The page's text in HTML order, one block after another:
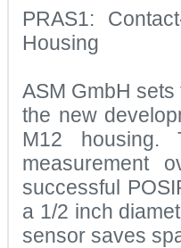
PRAS1:
Housing
ASM GmbH
the new
M12 housing.
measurement
successful
a 1/2 inch
sensor saves